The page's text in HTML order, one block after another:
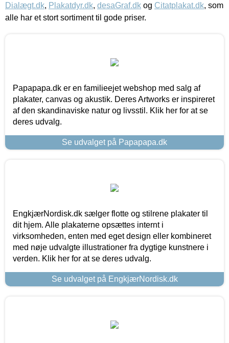
Dialægt.dk, Plakatdyr.dk, desaGraf.dk og Citatplakat.dk, som
alle har et stort sortiment til gode priser.
Papapapa.dk er en familieejet webshop med salg af
plakater, canvas og akustik. Deres Artworks er inspireret
af den skandinaviske natur og livsstil. Klik her for at se
deres udvalg.
Se udvalget på Papapapa.dk
EngkjærNordisk.dk sælger flotte og stilrene plakater til
dit hjem. Alle plakaterne opsættes internt i
virksomheden, enten med eget design eller kombineret
med nøje udvalgte illustrationer fra dygtige kunstnere i
verden. Klik her for at se deres udvalg.
Se udvalget på EngkjærNordisk.dk